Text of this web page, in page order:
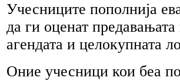
Учесниците пополнија
да ги оценат
агендата и целокупната
Оние учесници кои беа